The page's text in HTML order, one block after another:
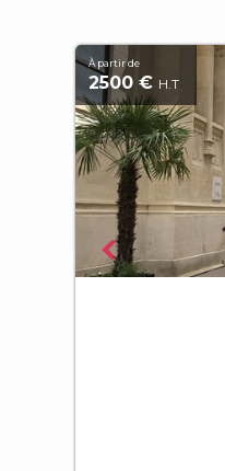
À partir de
2500 € H.T